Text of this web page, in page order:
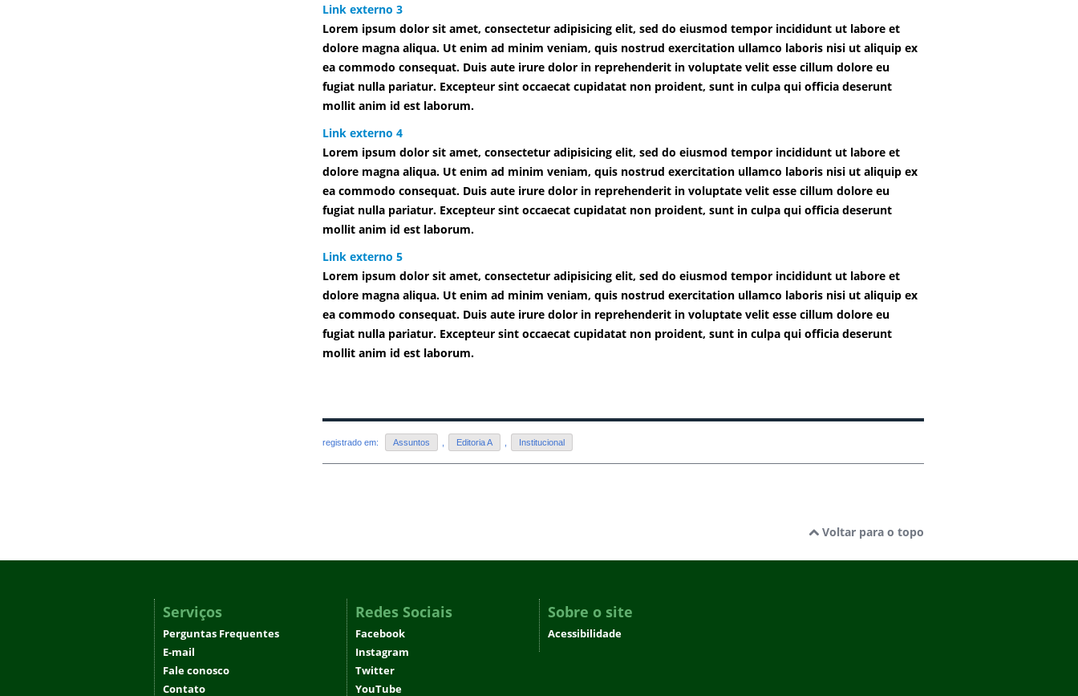
Link externo 3
Lorem ipsum dolor sit amet, consectetur adipisicing elit, sed do eiusmod tempor incididunt ut labore et
dolore magna aliqua. Ut enim ad minim veniam, quis nostrud exercitation ullamco laboris nisi ut aliquip ex
ea commodo consequat. Duis aute irure dolor in reprehenderit in voluptate velit esse cillum dolore eu
fugiat nulla pariatur. Excepteur sint occaecat cupidatat non proident, sunt in culpa qui officia deserunt
mollit anim id est laborum.
Link externo 4
Lorem ipsum dolor sit amet, consectetur adipisicing elit, sed do eiusmod tempor incididunt ut labore et
dolore magna aliqua. Ut enim ad minim veniam, quis nostrud exercitation ullamco laboris nisi ut aliquip ex
ea commodo consequat. Duis aute irure dolor in reprehenderit in voluptate velit esse cillum dolore eu
fugiat nulla pariatur. Excepteur sint occaecat cupidatat non proident, sunt in culpa qui officia deserunt
mollit anim id est laborum.
Link externo 5
Lorem ipsum dolor sit amet, consectetur adipisicing elit, sed do eiusmod tempor incididunt ut labore et
dolore magna aliqua. Ut enim ad minim veniam, quis nostrud exercitation ullamco laboris nisi ut aliquip ex
ea commodo consequat. Duis aute irure dolor in reprehenderit in voluptate velit esse cillum dolore eu
fugiat nulla pariatur. Excepteur sint occaecat cupidatat non proident, sunt in culpa qui officia deserunt
mollit anim id est laborum.
registrado em: Assuntos Editoria A Institucional
Voltar para o topo
Serviços
Perguntas Frequentes
E-mail
Fale conosco
Contato
Redes Sociais
Facebook
Instagram
Twitter
YouTube
Sobre o site
Acessibilidade